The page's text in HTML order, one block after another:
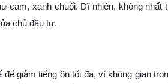
cam, xanh chuối. Dĩ nhiên, không
chủ đầu tư.
giảm tiếng ồn tối đa, vì không gian